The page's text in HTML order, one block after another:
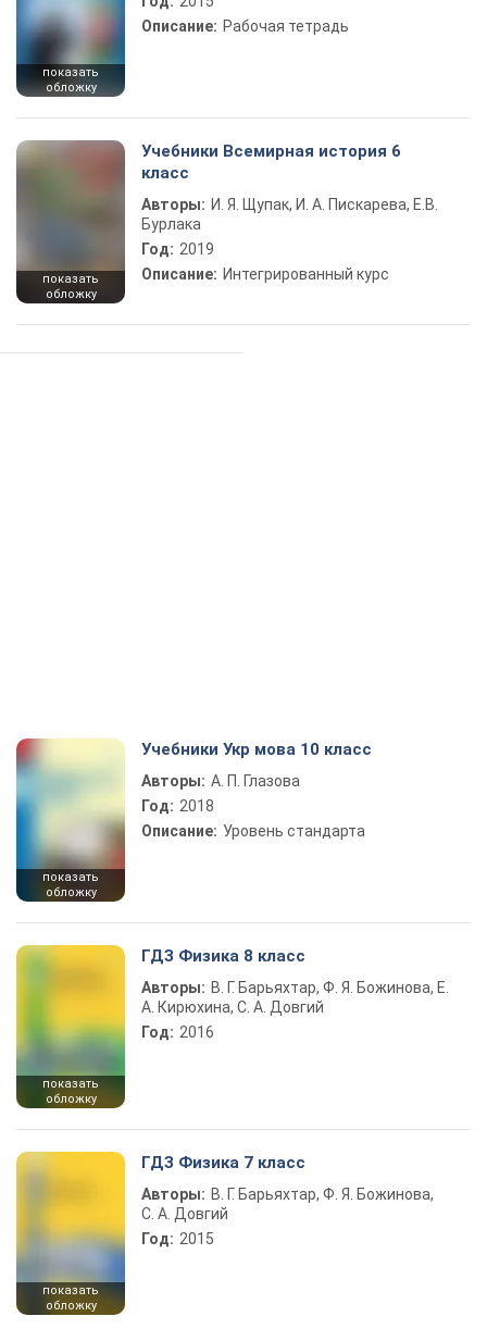
показать
обложку
Описание: Рабочая тетрадь
показать
обложку
Учебники Всемирная история 6
класс
Авторы: И. Я. Щупак, И. А. Пискарева, Е.В.
Бурлака
Год: 2019
Описание: Интегрированный курс
показать
обложку
Учебники Укр мова 10 класс
Авторы: А. П. Глазова
Год: 2018
Описание: Уровень стандарта
показать
обложку
ГДЗ Физика 8 класс
Авторы: В. Г. Барьяхтар, Ф. Я. Божинова, Е.
А. Кирюхина, С. А. Довгий
Год: 2016
показать
обложку
ГДЗ Физика 7 класс
Авторы: В. Г. Барьяхтар, Ф. Я. Божинова,
С. А. Довгий
Год: 2015